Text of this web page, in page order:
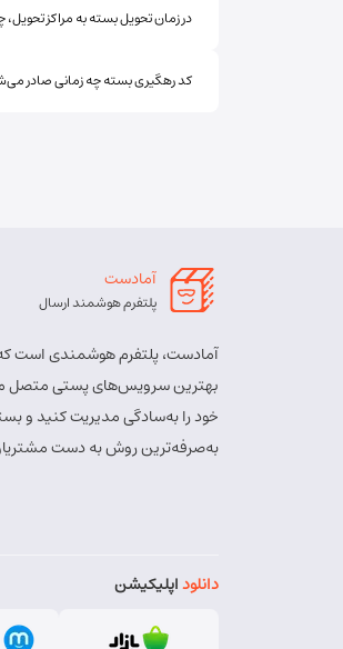
در زمان تحویل بسته به مراکز
کد رهگیری بسته چه زمانی صادر
آمادست
پلتفرم هوشمند ارسال
آمادست، پلتفرم هوشمندی است که
بهترین سرویس‌های پستی متصل
خود را به‌سادگی مدیریت کنید و
به‌صرفه‌ترین روش به دست
دانلوداپلیکیشن